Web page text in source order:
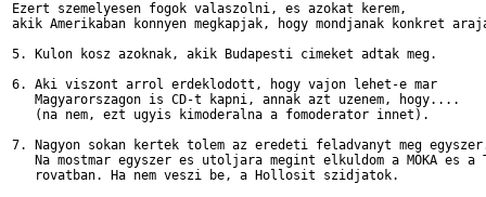
Ezert szemelyesen fogok valaszolni, es azokat kerem,
akik Amerikaban konnyen megkapjak, hogy mondjanak konkret
5. Kulon kosz azoknak, akik Budapesti cimeket adtak meg.
6. Aki viszont arrol erdeklodott, hogy vajon lehet-e mar
   Magyarorszagon is CD-t kapni, annak azt uzenem, hogy....
   (na nem, ezt ugyis kimoderalna a fomoderator innet).
7. Nagyon sokan kertek tolem az eredeti feladvanyt meg
Na mostmar egyszer es utoljara megint elkuldom a MOKA es a
   rovatban. Ha nem veszi be, a Hollosit szidjatok.